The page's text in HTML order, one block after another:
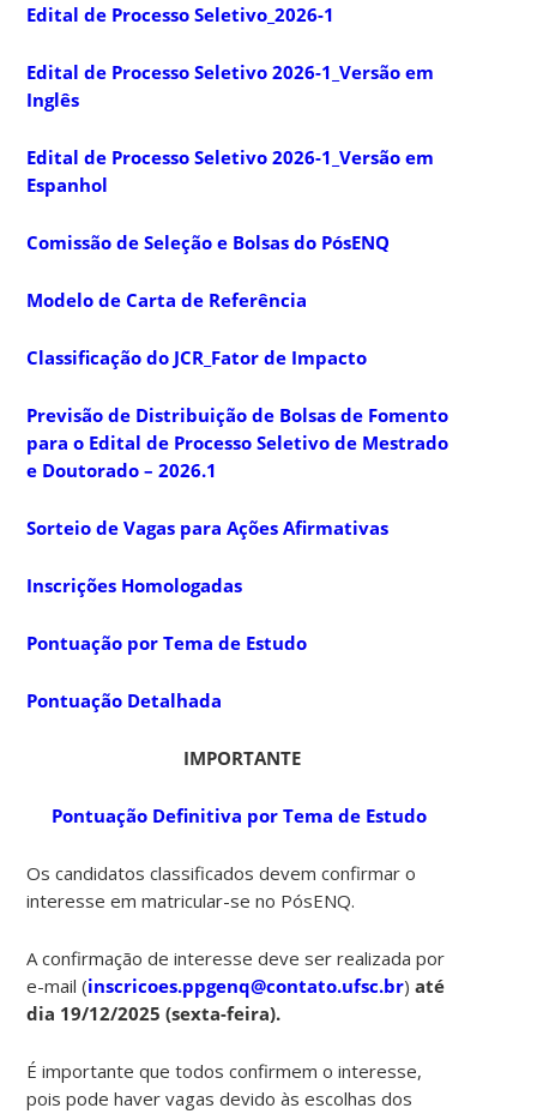
Edital de Processo Seletivo_2026-1
Edital de Processo Seletivo 2026-1_Versão em
Inglês
Edital de Processo Seletivo 2026-1_Versão em
Espanhol
Comissão de Seleção e Bolsas do PósENQ
Modelo de Carta de Referência
Classificação do JCR_Fator de Impacto
Previsão de Distribuição de Bolsas de Fomento
para o Edital de Processo Seletivo de Mestrado
e Doutorado – 2026.1
Sorteio de Vagas para Ações Afirmativas
Inscrições Homologadas
Pontuação por Tema de Estudo
Pontuação Detalhada
IMPORTANTE
Pontuação Definitiva por Tema de Estudo
Os candidatos classificados devem confirmar o
interesse em matricular-se no PósENQ.
A confirmação de interesse deve ser realizada por
e-mail (inscricoes.ppgenq@contato.ufsc.br)até
dia 19/12/2025 (sexta-feira).
É importante que todos confirmem o interesse,
pois pode haver vagas devido às escolhas dos